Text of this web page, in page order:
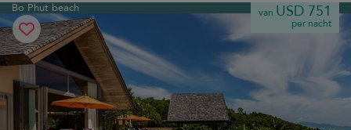
Bo Phut beach van USD 751
per nacht